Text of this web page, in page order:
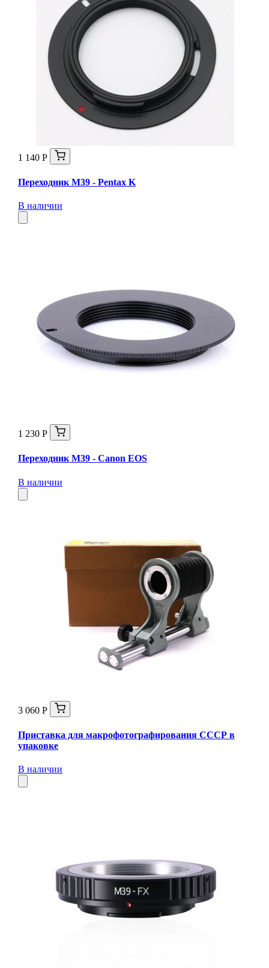
1 140 Р
Переходник M39 - Pentax K
В наличии
1 230 Р
Переходник M39 - Canon EOS
В наличии
3 060 Р
Приставка для макрофотографирования СССР в
упаковке
В наличии